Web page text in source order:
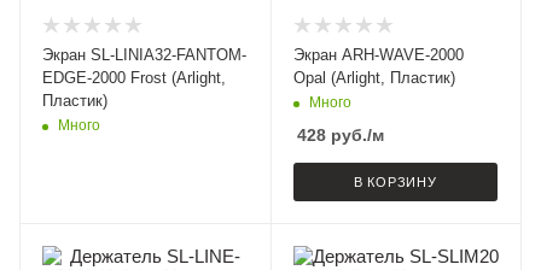
Экран SL-LINIA32-FANTOM-
EDGE-2000 Frost (Arlight,
Пластик)
Много
Экран ARH-WAVE-2000
Opal (Arlight, Пластик)
Много
428руб./м
В КОРЗИНУ